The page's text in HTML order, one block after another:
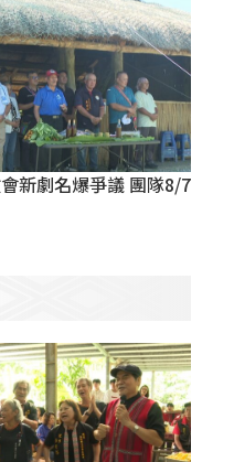
會新劇名爆爭議 團隊8/7